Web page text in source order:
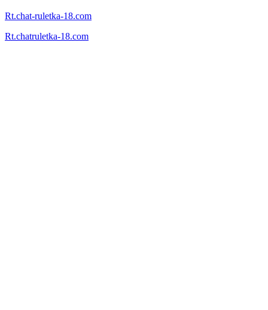
Rt.chat-ruletka-18.com
Rt.chatruletka-18.com